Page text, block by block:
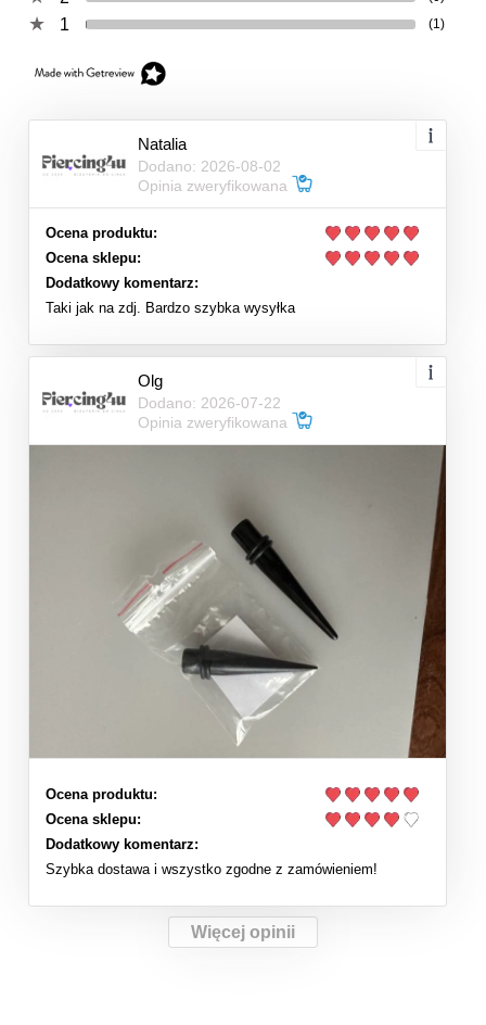
1 (1)
Natalia
Dodano: 2026-08-02
Opinia zweryfikowana
Ocena produktu:
Ocena sklepu:
Dodatkowy komentarz:
Taki jak na zdj. Bardzo szybka wysyłka
Olg
Dodano: 2026-07-22
Opinia zweryfikowana
Ocena produktu:
Ocena sklepu:
Dodatkowy komentarz:
Szybka dostawa i wszystko zgodne z zamówieniem!
Więcej opinii